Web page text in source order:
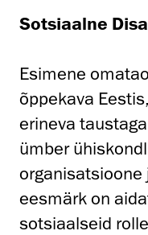
Sotsiaalne
Esimene
õppekava
erineva
ümber
eesmärk on
sotsiaalseid